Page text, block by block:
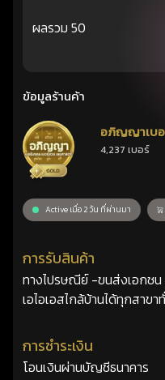
ผลรวม 50
ข้อมูลร้านค้า
อภิญญาเบอ
เลขศาสตร์
4,237 เบอร์
Active เมื่อ 2 วัน ที่ผ่านมา
การรับสินค้า
ทางไปรษณีย์ -ขนส่งเอกชน
เอไอเอสไกล้บ้านได้ทุกสาขา
การชำระเงิน
โอนเงินผ่านบัญชีธนาคาร